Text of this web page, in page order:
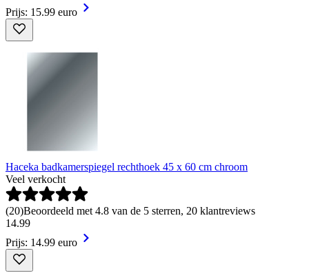
Prijs: 15.99 euro
Haceka badkamerspiegel rechthoek 45 x 60 cm chroom
Veel verkocht
(20)Beoordeeld met 4.8 van de 5 sterren, 20 klantreviews
14.99
Prijs: 14.99 euro